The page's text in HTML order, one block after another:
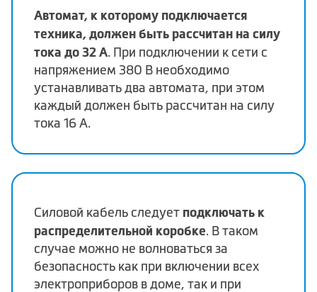
Автомат, к которому подключается
техника, должен быть рассчитан на силу
тока до 32 А. При подключении к сети с
напряжением 380 В необходимо
устанавливать два автомата, при этом
каждый должен быть рассчитан на силу
тока 16 А.
Силовой кабель следует подключать к
распределительной коробке. В таком
случае можно не волноваться за
безопасность как при включении всех
электроприборов в доме, так и при